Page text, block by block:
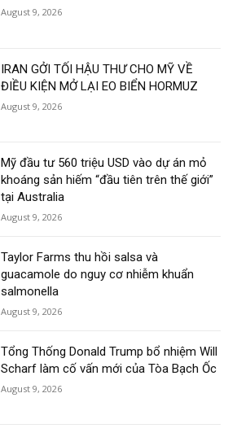
August 9, 2026
IRAN GỞI TỐI HẬU THƯ CHO MỸ VỀ
ĐIỀU KIỆN MỞ LẠI EO BIỂN HORMUZ
August 9, 2026
Mỹ đầu tư 560 triệu USD vào dự án mỏ
khoáng sản hiếm “đầu tiên trên thế giới”
tại Australia
August 9, 2026
Taylor Farms thu hồi salsa và
guacamole do nguy cơ nhiễm khuẩn
salmonella
August 9, 2026
Tổng Thống Donald Trump bổ nhiệm Will
Scharf làm cố vấn mới của Tòa Bạch Ốc
August 9, 2026